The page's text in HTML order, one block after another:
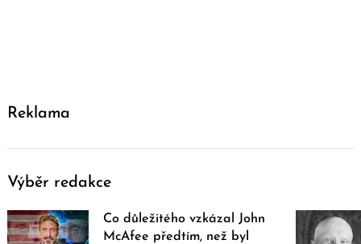
Reklama
Výběr redakce
Co důležitého vzkázal John
McAfee předtím, než byl